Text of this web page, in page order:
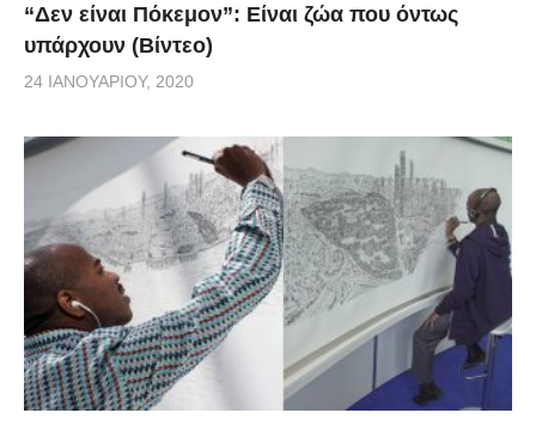
“Δεν είναι Πόκεμον”: Είναι ζώα που όντως
υπάρχουν (Βίντεο)
24 ΙΑΝΟΥΑΡΊΟΥ, 2020